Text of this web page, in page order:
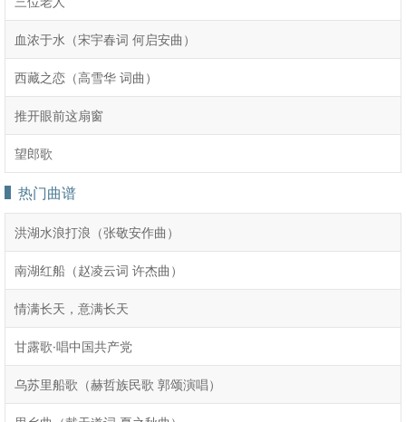
血浓于水（宋宇春词 何启安曲）
西藏之恋（高雪华 词曲）
推开眼前这扇窗
望郎歌
热门曲谱
洪湖水浪打浪（张敬安作曲）
南湖红船（赵凌云词 许杰曲）
情满长天，意满长天
甘露歌·唱中国共产党
乌苏里船歌（赫哲族民歌 郭颂演唱）